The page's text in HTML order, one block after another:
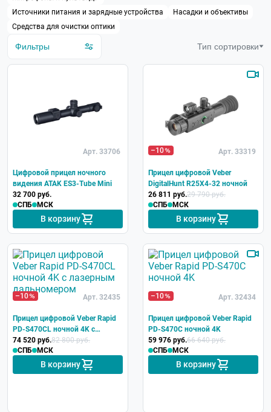
Источники питания и зарядные устройства
Насадки и объективы
Средства для очистки оптики
Длина волны ИК
Преобразователь
Фильтры Тип сортировки
Арт. 33706
Цифровой прицел ночного
видения ATAK ES3-Tube Mini
32 700 руб.
СПБ
МСК
В корзину
–10 Арт. 33319
Прицел цифровой Veber
DigitalHunt R25X4-32 ночной
26 811 руб.29 790 руб.
СПБ
МСК
В корзину
–10 Арт. 32435
Прицел цифровой Veber Rapid
PD-S470CL ночной 4K с
лазерным дальномером
74 520 руб.82 800 руб.
СПБ
МСК
В корзину
–10 Арт. 32434
Прицел цифровой Veber Rapid
PD-S470C ночной 4K
59 976 руб.66 640 руб.
СПБ
МСК
В корзину